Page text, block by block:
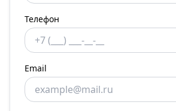
Телефон
Email